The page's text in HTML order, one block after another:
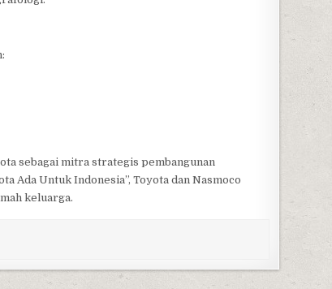
sebagai mitra strategis pembangunan
Ada Untuk Indonesia”, Toyota dan Nasmoco
keluarga.